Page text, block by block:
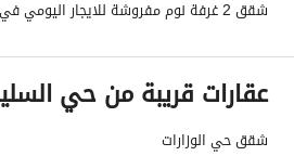
شقق 2 غرفة نوم مفروشة للايجار اليومي في السليمانية
عقارات قريبة من حي
شقق حي الوزارات